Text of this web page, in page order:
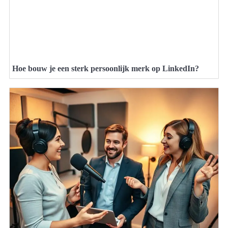
Hoe bouw je een sterk persoonlijk merk op LinkedIn?